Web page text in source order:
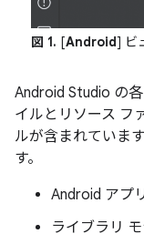
図 1. [Android] ビ
Android Studio の
イルとリソース フ
ルが含まれていま
す。
Android アプ
ライブラリ